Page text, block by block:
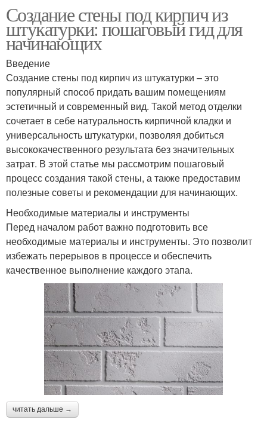
Создание стены под кирпич из
штукатурки: пошаговый гид для
начинающих
Введение
Создание стены под кирпич из штукатурки – это
популярный способ придать вашим помещениям
эстетичный и современный вид. Такой метод отделки
сочетает в себе натуральность кирпичной кладки и
универсальность штукатурки, позволяя добиться
высококачественного результата без значительных
затрат. В этой статье мы рассмотрим пошаговый
процесс создания такой стены, а также предоставим
полезные советы и рекомендации для начинающих.
Необходимые материалы и инструменты
Перед началом работ важно подготовить все
необходимые материалы и инструменты. Это позволит
избежать перерывов в процессе и обеспечить
качественное выполнение каждого этапа.
читать дальше →